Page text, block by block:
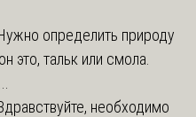
определить природу
это, тальк или смола.
необходимо